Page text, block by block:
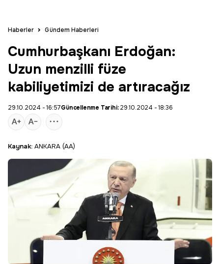
Haberler Gündem Haberleri
Cumhurbaşkanı Erdoğan:
Uzun menzilli füze
kabiliyetimizi de artıracağız
29.10.2024 - 16:57Güncellenme Tarihi:29.10.2024 - 18:36
Kaynak: ANKARA (AA)